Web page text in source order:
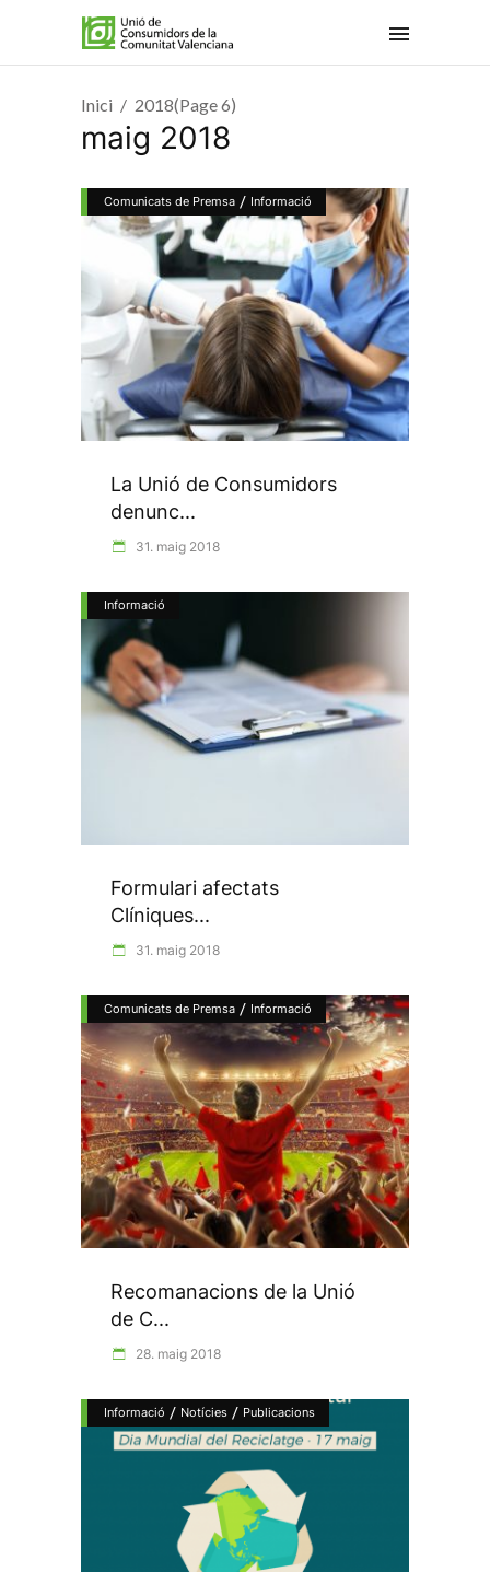
Inici 2018(Page 6)
maig 2018
Comunicats de Premsa / Informació
La Unió de Consumidors
denunc...
31. maig 2018
Informació
Formulari afectats
Clíniques...
31. maig 2018
Comunicats de Premsa / Informació
Recomanacions de la Unió
de C...
28. maig 2018
Informació / Notícies / Publicacions